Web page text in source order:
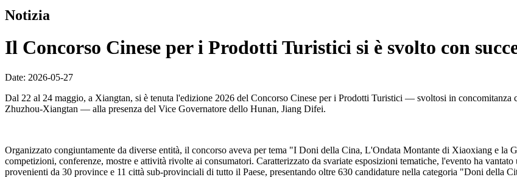
Notizia
Il Concorso Cinese per i Prodotti Turistici si è svolto con
Date: 2026-05-27
Dal 22 al 24 maggio, a Xiangtan, si è tenuta l'edizione 2026 del Concorso Cinese per i Prodotti Turistici — svoltosi in
Zhuzhou-Xiangtan — alla presenza del Vice Governatore dello Hunan, Jiang Difei.
Organizzato congiuntamente da diverse entità, il concorso aveva per tema "I Doni della Cina, L'Ondata Montante di Xiaoxiang e la
competizioni, conferenze, mostre e attività rivolte ai consumatori. Caratterizzato da svariate esposizioni tematiche, l'evento ha
provenienti da 30 province e 11 città sub-provinciali di tutto il Paese, presentando oltre 630 candidature nella categoria "Doni della